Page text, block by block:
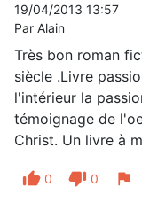
19/04/2013 13:57
Par Alain
Très bon roman
siècle .Livre
l'intérieur la
témoignage de
Christ. Un livre à
thumb_up 0 thumb_down 0 flag